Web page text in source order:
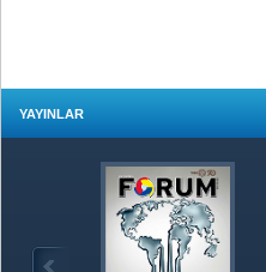
YAYINLAR